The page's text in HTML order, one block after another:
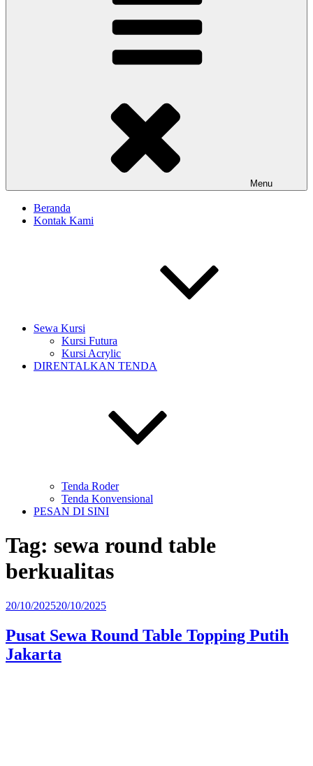
Menu
Beranda
Kontak Kami
Sewa Kursi
Kursi Futura
Kursi Acrylic
DIRENTALKAN TENDA
Tenda Roder
Tenda Konvensional
PESAN DI SINI
Tag: sewa round table
berkualitas
Diposkan
20/10/202520/10/2025
Pusat Sewa Round Table Topping Putih
Jakarta